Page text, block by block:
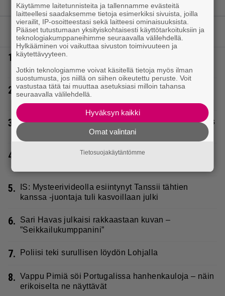
LUETUIMMAT JUTUT
1.
IS: Hjalliksen ja Jasminen häissä suomalainen
supertähti
2.
Täällä pelattiin lauantain Loton ja Jokerin isot rahat
– Tokmannilla, ABC:lla, netissä…
3.
Seiska: Laulaja Frederik lyttäsi Eput – johan oli taas
4.
Kaija Koolta ikävä ilmoitus – Juha Tapio kiirehti
5.
IS: Mysteerivideolla esiintynyt Tanssii tähtien
kanssa -juontaja tuli kasvoillaan julki
6.
Sari Havas julkaisi rakkaastaan kuvan –
”Seikkailukumppanini”
7. Poliisi teki surullisen löydön Lohjalla
8. Vappu Pimiä söi Portugalissa hanhenkauloja – näin
erikoiselta ne näyttävät
Käytämme laitetunnisteita ja tallennamme evästeitä
laitteellesi saadaksemme tietoja esimerkiksi sivuista, joilla
vierailit, IP-osoitteestasi sekä laitteesi ominaisuuksista.
Pääset tutustumaan yksityiskohtaisesti käyttötarkoituksiin ja
teknologiakumppaneihimme seuraavalla välilehdellä.
Hylkääminen voi vaikuttaa sivuston toimivuuteen ja
käytettävyyteen.
Jotkin teknologiamme voivat käsitellä tietoja myös ilman
suostumusta, jos niillä on siihen oikeutettu peruste. Voit
vastustaa tätä tai muuttaa asetuksiasi milloin tahansa
seuraavalla välilehdellä.
Hyväksyn kaikki
Omat valintani
Tietosuojakäytäntömme